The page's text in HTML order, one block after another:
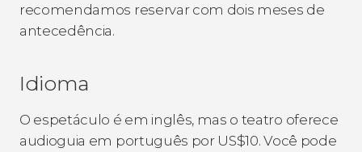
recomendamos reservar com dois meses de
antecedência.
Idioma
O espetáculo é em inglês, mas o teatro oferece
audioguia em português por US$10. Você pode